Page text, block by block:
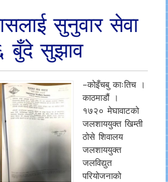
सुनुवार सेवा
बुँदे सुझाव
–कोइँचबु काःतिच ।
काठमाडौं ।
१७२० मेघावाटको
जलशाययुक्त खिम्ती
ठोसे शिवालय
जलशाययुक्त
जलविद्युत
परियोजनाको